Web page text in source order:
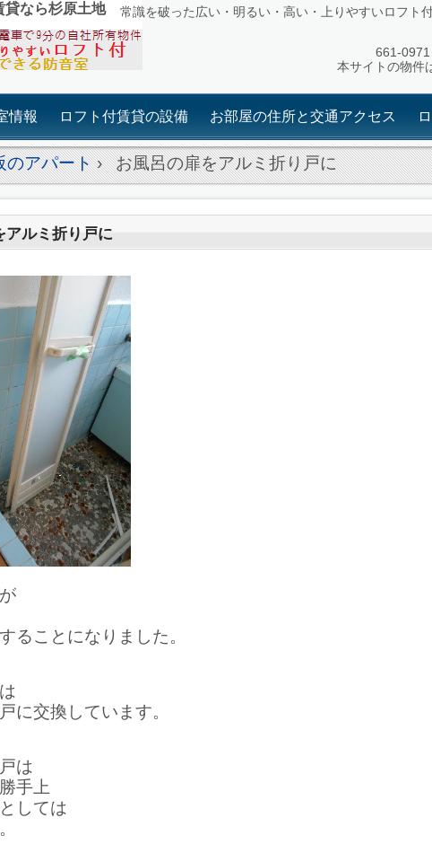
貸なら杉原土地 常識を破った広い・明るい・高い・上りやすいロフト
661-
本サイトの物件
情報 ロフト付賃貸の設備 お部屋の住所と交通アクセス
のアパート› お風呂の扉をアルミ折り戸に
アルミ折り戸に
ることになりました。
に交換しています。
は
手上
しては